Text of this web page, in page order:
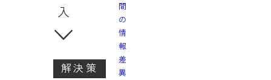
入
解決策
間
の
情
報
差
異